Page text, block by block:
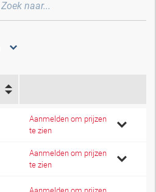
Aanmelden om prijzen
te zien
Aanmelden om prijzen
te zien